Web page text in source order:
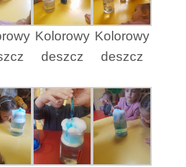
Kolorowy
deszcz
Kolorowy
deszcz